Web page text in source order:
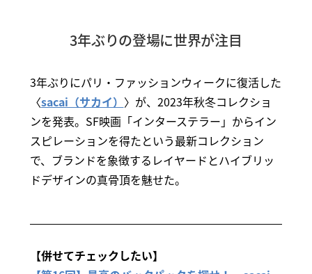
3年ぶりの登場に世界が注目
3年ぶりにパリ・ファッションウィークに復活した
〈sacai（サカイ） 〉が、2023年秋冬コレクショ
ンを発表。SF映画「インターステラー」からイン
スピレーションを得たという最新コレクション
で、ブランドを象徴するレイヤードとハイブリッ
ドデザインの真骨頂を魅せた。
【併せてチェックしたい】